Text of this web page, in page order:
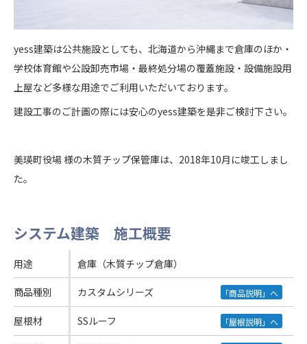
yess建築は公共施設としても、北海道から沖縄まで倉庫のほか・
学校体育館や公設卸売市場・最終処分場の覆蓋施設・設備施設用
上屋など多様な用途でご利用いただいております。
建設工事のご計画の際には安心のyess建築を是非ご検討下さい。
美瑛町役場 様の木質チップ保管庫は、2018年10月に竣工しまし
た。
システム建築 施工概要
用途 倉庫（木質チップ倉庫）
商品種別 カスタムシリーズ 「商品説明」へ
屋根材 SSルーフ 「屋根説明」へ